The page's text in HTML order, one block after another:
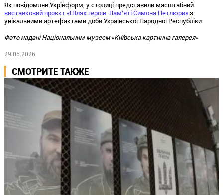
Як повідомляв Укрінформ, у столиці представили масштабний
виставковий проєкт «Шлях героїв. Пам’яті Симона Петлюри»з
унікальними артефактами доби Української Народної Республіки.
Фото надані Національним музеєм «Київська картинна галерея»
29.05.2026
СМОТРИТЕ ТАКЖЕ